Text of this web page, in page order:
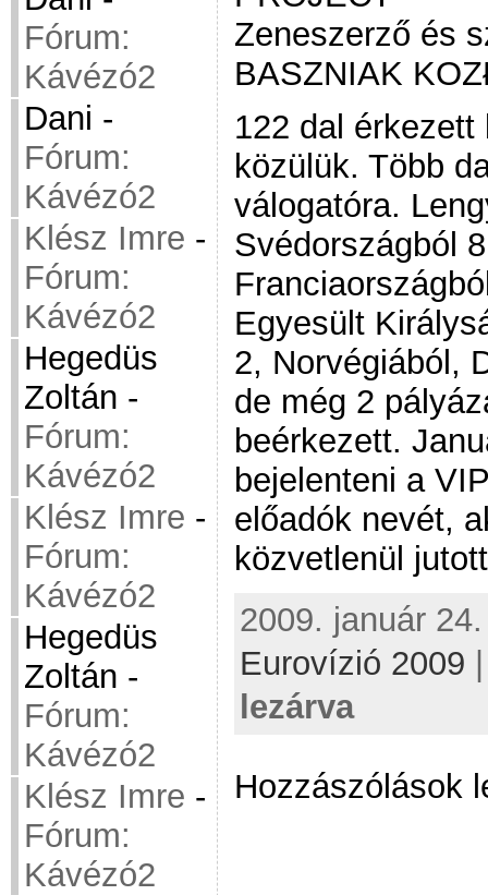
Fórum:
Kávézó2
Dani -
Fórum:
Kávézó2
Klész Imre -
Fórum:
Kávézó2
Hegedüs
Zoltán -
Fórum:
Kávézó2
Klész Imre -
Fórum:
Kávézó2
Hegedüs
Zoltán -
Fórum:
Kávézó2
Klész Imre -
Fórum:
Kávézó2
Zeneszerző és
BASZNIAK
122 dal
közülük. Több
válogatóra.
Svédországból
Egyesült
2, Norvégiából,
de még 2
beérkezett.
bejelenteni a
előadók nevét,
közvetlenül
2009. január
Eurovízió 2009
lezárva
Hozzászólások